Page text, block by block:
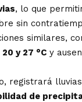
, lo que
sin
similares,
20 y 27 °C y
registrará
de